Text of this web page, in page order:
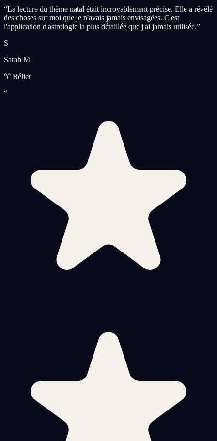
“La lecture du thème natal était incroyablement précise. Elle a révélé
des choses sur moi que je n'avais jamais envisagées. C'est
l'application d'astrologie la plus détaillée que j'ai jamais utilisée.”
S
Sarah M.
♈ Bélier
“